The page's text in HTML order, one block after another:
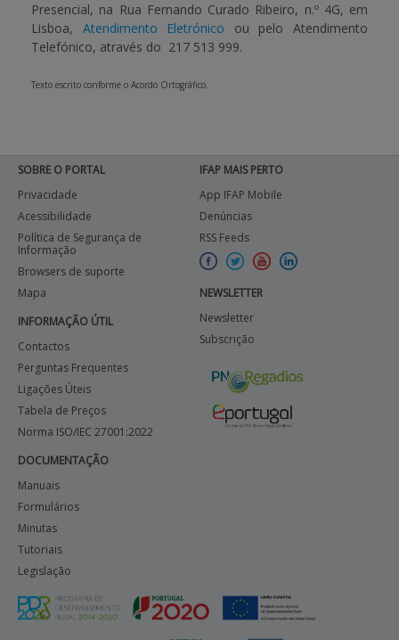
Presencial, na Rua Fernando Curado Ribeiro, n.º 4G, em
Lisboa, Atendimento Eletrónico ou pelo Atendimento
Telefónico, através do 217 513 999.
Texto escrito conforme o Acordo Ortográfico.
SOBRE O PORTAL
Privacidade
Acessibilidade
Política de Segurança de
Informação
Browsers de suporte
Mapa
INFORMAÇÃO ÚTIL
Contactos
Perguntas Frequentes
Ligações Úteis
Tabela de Preços
Norma ISO/IEC 27001:2022
DOCUMENTAÇÃO
Manuais
Formulários
Minutas
Tutoriais
Legislação
IFAP MAIS PERTO
App IFAP Mobile
Denúncias
RSS Feeds
NEWSLETTER
Newsletter
Subscrição